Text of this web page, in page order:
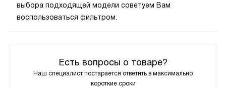
Есть вопросы о товаре?
Наш специалист постарается ответить в максимально
короткие сроки
выбора подходящей модели советуем Вам
воспользоваться фильтром.